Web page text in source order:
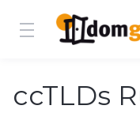
ccTLDs